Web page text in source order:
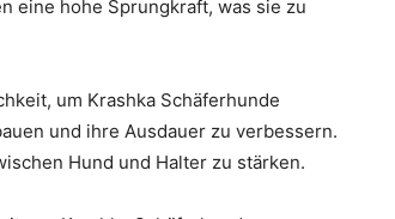
eine hohe Sprungkraft, was sie zu
um Krashka Schäferhunde
und ihre Ausdauer zu verbessern.
Hund und Halter zu stärken.